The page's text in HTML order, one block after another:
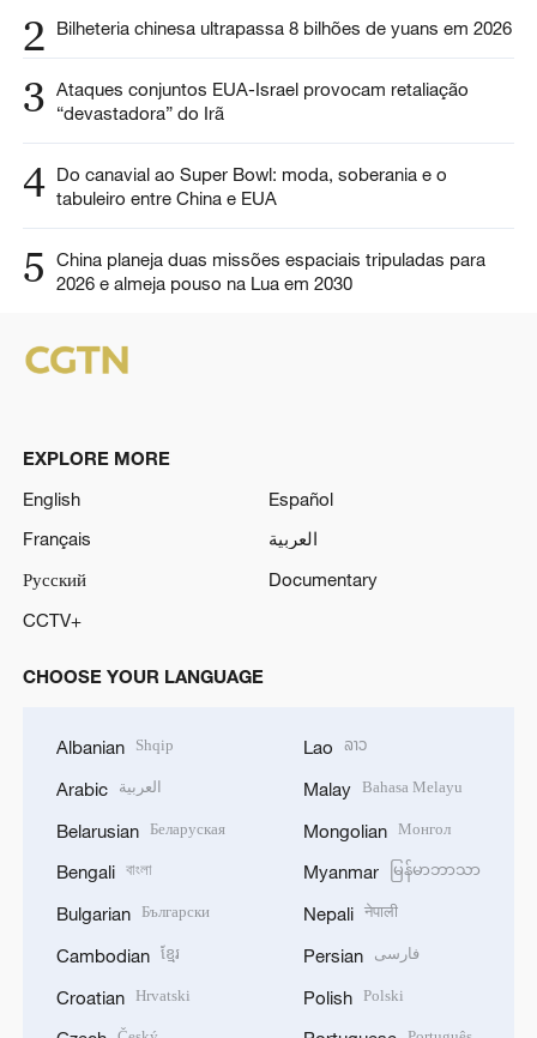
2 Bilheteria chinesa ultrapassa 8 bilhões de yuans em 2026
3 Ataques conjuntos EUA-Israel provocam retaliação
“devastadora” do Irã
4 Do canavial ao Super Bowl: moda, soberania e o
tabuleiro entre China e EUA
5
China planeja duas missões espaciais tripuladas para
2026 e almeja pouso na Lua em 2030
EXPLORE MORE
English
Español
Français
العربية
Русский
Documentary
CCTV+
CHOOSE YOUR LANGUAGE
Albanian Shqip
Arabic العربية
Belarusian Беларуская
Bengali বাংলা
Bulgarian Български
Cambodian ខ្មែរ
Croatian Hrvatski
Lao ລາວ
Malay Bahasa Melayu
Mongolian Монгол
Myanmar မြန်မာဘာသာ
Nepali नेपाली
Persian فارسی
Polish Polski